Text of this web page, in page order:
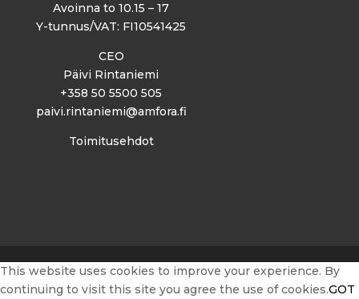
Avoinna to 10.15 – 17
Y-tunnus/VAT: FI10541425
CEO
Päivi Rintaniemi
+358 50 5500 505
paivi.rintaniemi@amfora.fi
Toimitusehdot
This website uses cookies to improve your experience. By
continuing to visit this site you agree the use of cookies.GOT